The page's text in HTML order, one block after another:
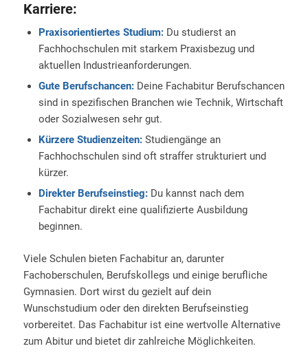
Karriere:
Praxisorientiertes Studium:Du studierst an
Fachhochschulen mit starkem Praxisbezug und
aktuellen Industrieanforderungen.
Gute Berufschancen:Deine Fachabitur Berufschancen
sind in spezifischen Branchen wie Technik, Wirtschaft
oder Sozialwesen sehr gut.
Kürzere Studienzeiten:Studiengänge an
Fachhochschulen sind oft straffer strukturiert und
kürzer.
Direkter Berufseinstieg:Du kannst nach dem
Fachabitur direkt eine qualifizierte Ausbildung
beginnen.
Viele Schulen bieten Fachabitur an, darunter
Fachoberschulen, Berufskollegs und einige berufliche
Gymnasien. Dort wirst du gezielt auf dein
Wunschstudium oder den direkten Berufseinstieg
vorbereitet. Das Fachabitur ist eine wertvolle Alternative
zum Abitur und bietet dir zahlreiche Möglichkeiten.